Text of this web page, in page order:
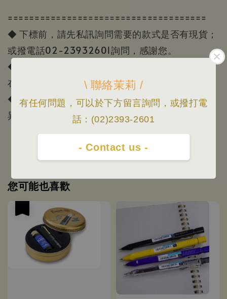
\ 聯絡茉莉 /
有任何問題，可以於下方留言詢問，或撥打電
話：(02)2393-2601
- Contact us -
=====================================
◆ 下標前，請先私訊詢問需要的款式是否有現貨；
或撥電話02-23932601詢問，感謝您。
◆ 出貨時間等賣場資訊請看首頁「關於我」，門市
在忠孝新生站2號出口附近
◆ 照片會因為顯示器顏色或個人視覺感受有所差
異，本賣場照片/資訊僅供參考，一切以實品為主。
您可能也喜歡